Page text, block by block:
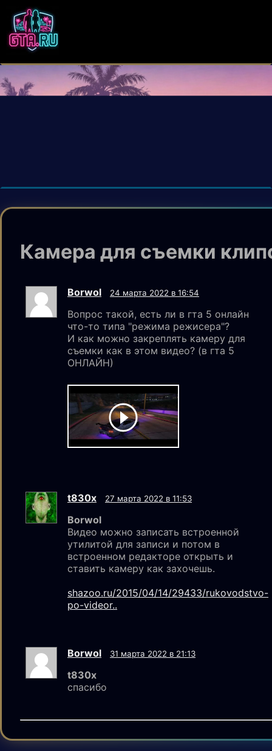
Камера для съемки
Borwol 24 марта 2022 в 16:54
Вопрос такой, есть ли в гта 5 онлайн
что-то типа "режима режисера"?
И как можно закреплять камеру для
съемки как в этом видео? (в гта 5
ОНЛАЙН)
t830x 27 марта 2022 в 11:53
Borwol
Видео можно записать встроенной
утилитой для записи и потом в
встроенном редакторе открыть и
ставить камеру как захочешь.
shazoo.ru/2015/04/14/29433/rukovodstvo-
po-videor..
Borwol 31 марта 2022 в 21:13
t830x
спасибо